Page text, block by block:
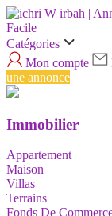
Catégories
Mon compte
une annonce
Immobilier
Appartement
Maison
Villas
Terrains
Fonds De